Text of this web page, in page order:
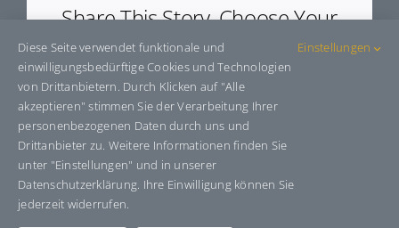
Share This Story, Choose Your
Platform!
Facebook Bluesky WhatsAppTelegram
E-
Mail
Über den Autor: Grafik-Design-Jutta-Sucker
Diese Seite verwendet funktionale und
einwilligungsbedürftige Cookies und Technologien
von Drittanbietern. Durch Klicken auf "Alle
akzeptieren" stimmen Sie der Verarbeitung Ihrer
personenbezogenen Daten durch uns und
Drittanbieter zu. Weitere Informationen finden Sie
unter "Einstellungen" und in unserer
Datenschutzerklärung. Ihre Einwilligung können Sie
jederzeit widerrufen.
Einstellungen